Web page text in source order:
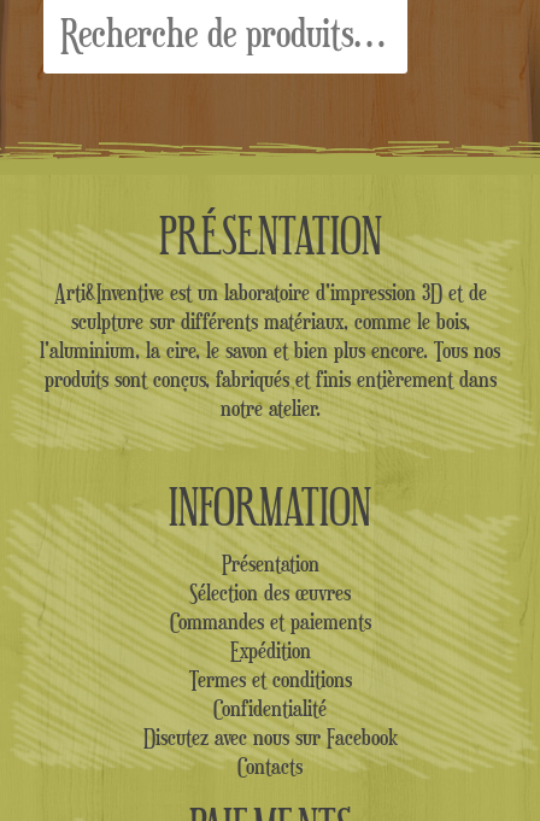
pour :
PRÉSENTATION
Arti&Inventive est un laboratoire d'impression 3D et de
sculpture sur différents matériaux, comme le bois,
l'aluminium, la cire, le savon et bien plus encore. Tous nos
produits sont conçus, fabriqués et finis entièrement dans
notre atelier.
INFORMATION
Présentation
Sélection des œuvres
Commandes et paiements
Expédition
Termes et conditions
Confidentialité
Discutez avec nous sur Facebook
Contacts